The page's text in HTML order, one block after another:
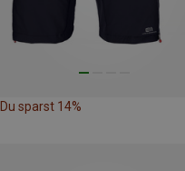
Du sparst 14%